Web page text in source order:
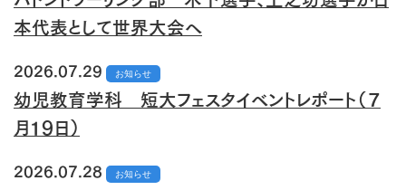
本代表として世界大会へ
2026.07.29 お知らせ
幼児教育学科 短大フェスタイベントレポート（７
月１９日）
2026.07.28 お知らせ